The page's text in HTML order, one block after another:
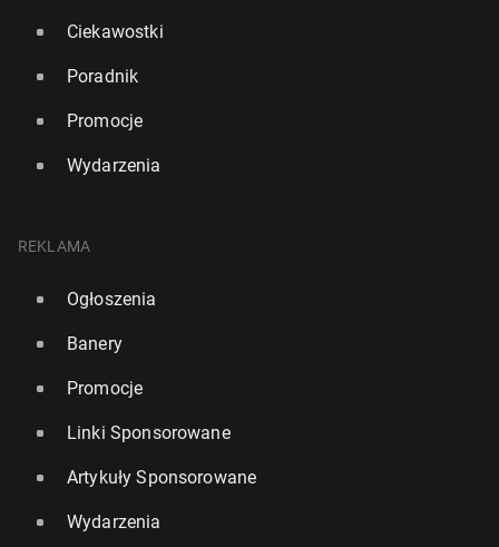
Ciekawostki
Poradnik
Promocje
Wydarzenia
REKLAMA
Ogłoszenia
Banery
Promocje
Linki Sponsorowane
Artykuły Sponsorowane
Wydarzenia